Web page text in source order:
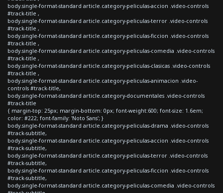
body.single-format-standard article.category-peliculas-accion .video-controls
#track-title ,
body.single-format-standard article.category-peliculas-terror .video-controls
#track-title ,
body.single-format-standard article.category-peliculas-ficcion .video-controls
#track-title ,
body.single-format-standard article.category-peliculas-comedia .video-controls
#track-title ,
body.single-format-standard article.category-peliculas-clasicas .video-controls
#track-title ,
body.single-format-standard article.category-peliculas-animacion .video-
controls #track-title,
body.single-format-standard article.category-documentales .video-controls
#track-title
{ margin-top: 25px; margin-bottom: 0px; font-weight:600; font-size: 1.6em;
color: #222; font-family: 'Noto Sans'; }
body.single-format-standard article.category-peliculas-drama .video-controls
#track-subtitle,
body.single-format-standard article.category-peliculas-accion .video-controls
#track-subtitle,
body.single-format-standard article.category-peliculas-terror .video-controls
#track-subtitle,
body.single-format-standard article.category-peliculas-ficcion .video-controls
#track-subtitle,
body.single-format-standard article.category-peliculas-comedia .video-controls